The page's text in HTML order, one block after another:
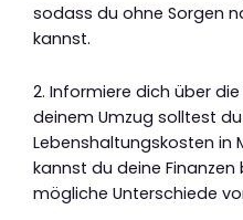
sodass du ohne Sorgen
kannst.
2. Informiere dich über
deinem Umzug solltest
Lebenshaltungskosten in
kannst du deine
mögliche Unterschiede